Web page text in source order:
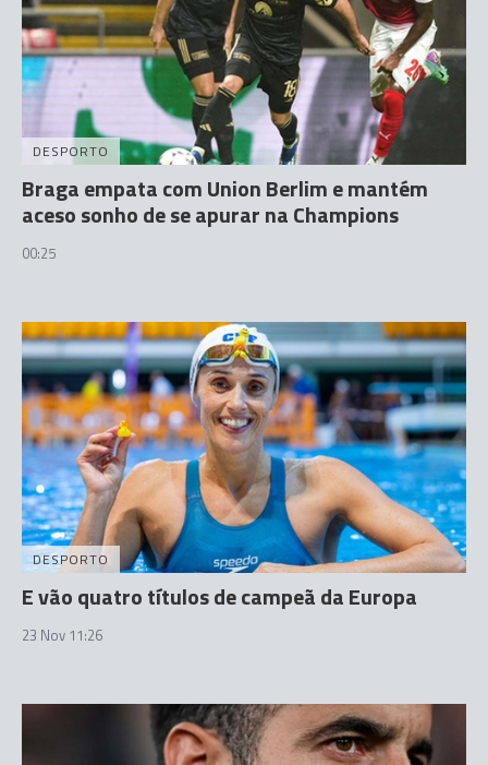
DESPORTO
Braga empata com Union Berlim e mantém
aceso sonho de se apurar na Champions
00:25
DESPORTO
E vão quatro títulos de campeã da Europa
23 Nov 11:26